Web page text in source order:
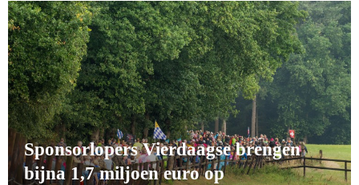
Sponsorlopers Vierdaagse brengen
bijna 1,7 miljoen euro op